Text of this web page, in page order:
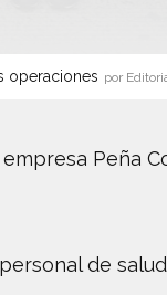
operaciones por
Peña
de